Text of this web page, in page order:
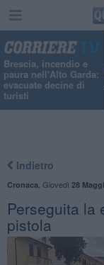
Brescia, incendio e
paura nell'Alto Garda:
evacuate decine di
turisti
Indietro
Cronaca Giovedì 28
Perseguita la
pistola